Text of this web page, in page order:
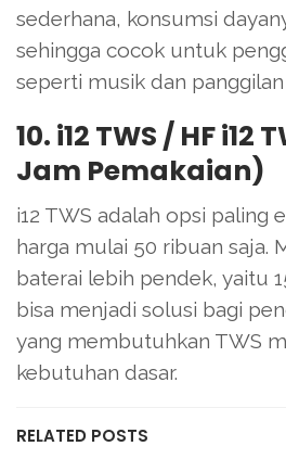
sederhana, konsumsi
sehingga cocok untuk
seperti musik dan panggilan
10. i12 TWS / HF i12
Jam Pemakaian)
i12 TWS adalah opsi paling
harga mulai 50 ribuan saja.
baterai lebih pendek, yaitu
bisa menjadi solusi bagi
yang membutuhkan TWS
kebutuhan dasar.
RELATED POSTS